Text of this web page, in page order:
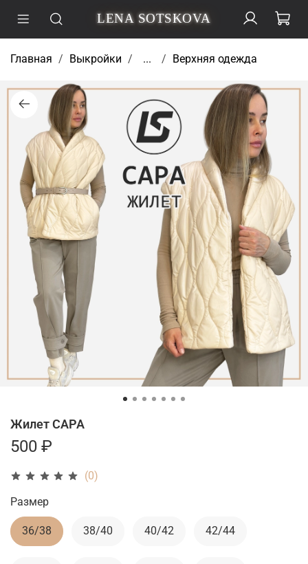
LENA SOTSKOVA
Главная Выкройки ... Верхняя одежда
(0)
Жилет САРА
500 ₽
Размер
36/38 38/40 40/42 42/44